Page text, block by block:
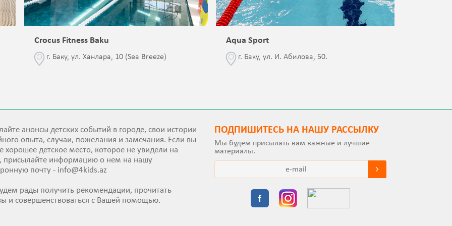
Crocus Fitness Baku
г. Баку, ул. Ханлара, 10 (Sea Breeze)
Aqua Sport
г. Баку, ул. И. Абилова, 50.
анонсы детских событий в городе, свои истории
опыта, случаи, пожелания и замечания. Если вы
хорошее детское место, которое не увидели на
присылайте информацию о нем на нашу
почту - info@4kids.az
рады получить рекомендации, прочитать
и совершенствоваться с Вашей помощью.
ПОДПИШИТEСЬ НА НАШУ РАССЫЛКУ
Мы будем присылать вам важные и лучшие
материалы.